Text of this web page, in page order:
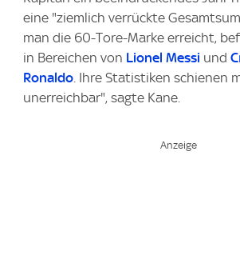
eine "ziemlich verrückte
man die 60-Tore-Marke erreicht,
in Bereichen von Lionel Messi und
Ronaldo . Ihre Statistiken schienen
unerreichbar", sagte Kane.